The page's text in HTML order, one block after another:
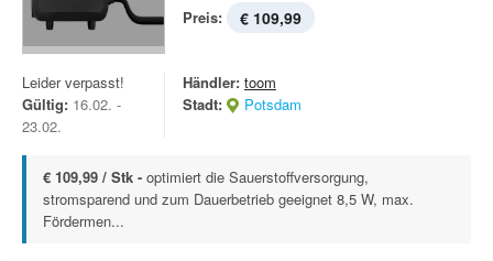
Preis: € 109,99
Leider verpasst!
Gültig: 16.02. -
23.02.
Händler: toom
Stadt:
Potsdam
€ 109,99 / Stk - optimiert die Sauerstoffversorgung,
stromsparend und zum Dauerbetrieb geeignet 8,5 W, max.
Fördermen...